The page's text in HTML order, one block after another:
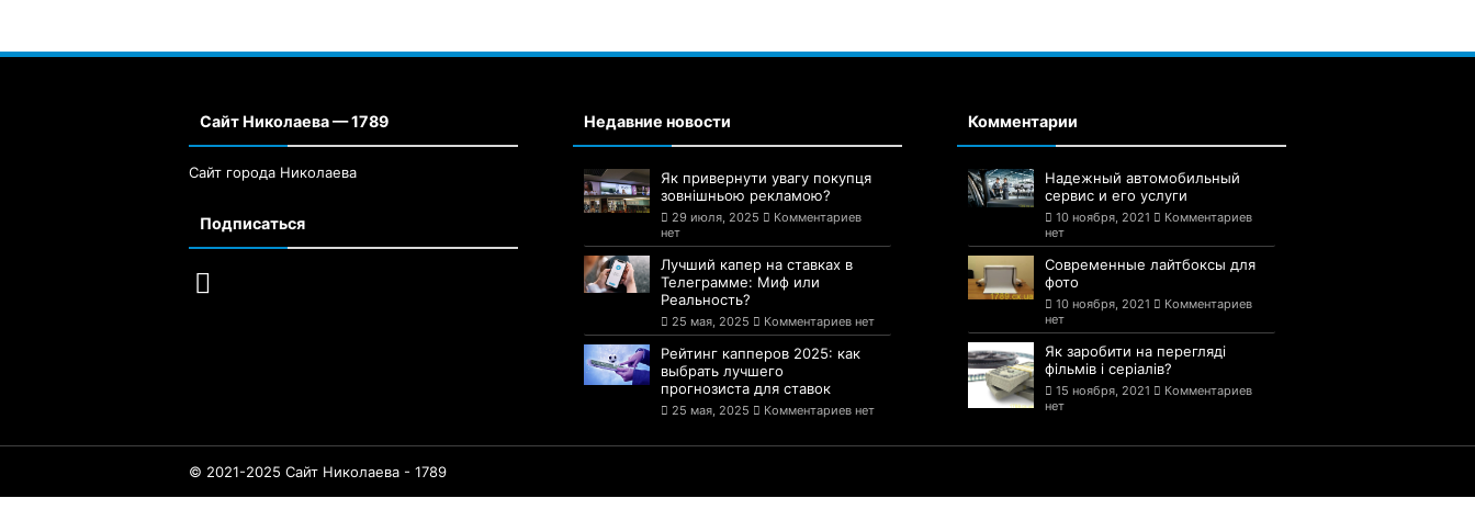
Сайт Николаева — 1789
Сайт города Николаева
Подписаться
Недавние новости
Як привернути увагу покупця
зовнішньою рекламою?
29 июля, 2025
Комментариев
нет
Лучший капер на ставках в
Телеграмме: Миф или
Реальность?
25 мая, 2025 Комментариев нет
Рейтинг капперов 2025: как
выбрать лучшего
прогнозиста для ставок
25 мая, 2025 Комментариев нет
Комментарии
Надежный автомобильный
сервис и его услуги
10 ноября, 2021
Комментариев
нет
Современные лайтбоксы для
фото
10 ноября, 2021
Комментариев
нет
Як заробити на перегляді
фільмів і серіалів?
15 ноября, 2021
Комментариев
нет
© 2021-2025 Сайт Николаева - 1789